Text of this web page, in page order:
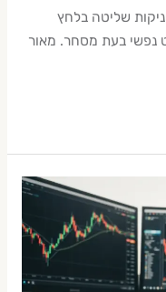
שליטה בלחץ
נפשי בעת מסחר. מאור